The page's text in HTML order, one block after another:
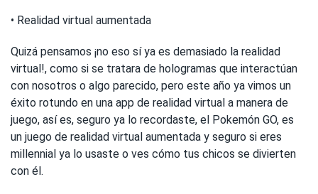
• Realidad virtual aumentada
Quizá pensamos ¡no eso sí ya es demasiado la realidad
virtual!, como si se tratara de hologramas que interactúan
con nosotros o algo parecido, pero este año ya vimos un
éxito rotundo en una app de realidad virtual a manera de
juego, así es, seguro ya lo recordaste, el Pokemón GO, es
un juego de realidad virtual aumentada y seguro si eres
millennial ya lo usaste o ves cómo tus chicos se divierten
con él.